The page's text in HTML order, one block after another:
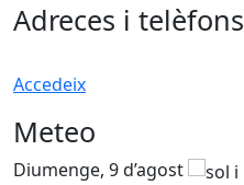
Adreces i telèfons
Accedeix
Meteo
Diumenge, 9 d’agost